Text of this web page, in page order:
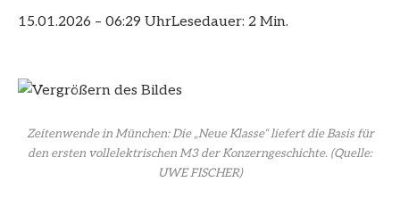
15.01.2026 – 06:29 UhrLesedauer: 2 Min.
Zeitenwende in München: Die „Neue Klasse“ liefert die Basis für
den ersten vollelektrischen M3 der Konzerngeschichte. (Quelle:
UWE FISCHER)